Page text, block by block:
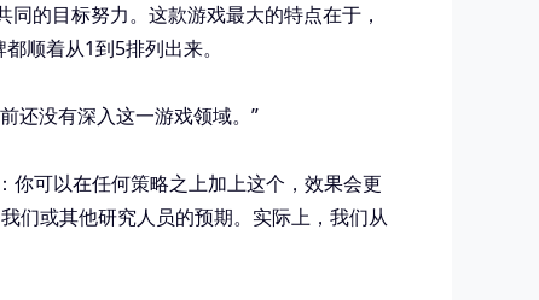
的目标努力。这款游戏最大的特点在于，
顺着从1到5排列出来。
还没有深入这一游戏领域。”
你可以在任何策略之上加上这个，效果会更
们或其他研究人员的预期。实际上，我们从